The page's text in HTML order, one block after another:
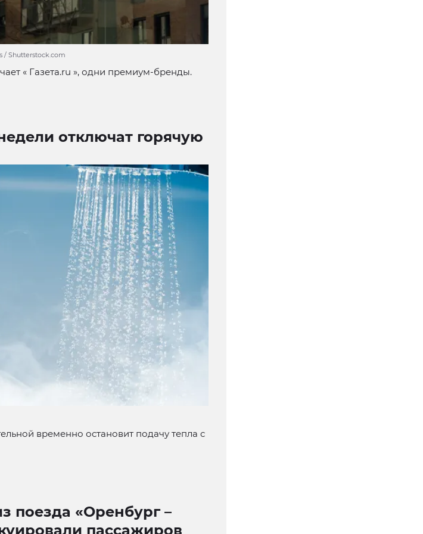
/ Shutterstock.com
« Газета.ru », одни премиум-бренды.
отключат горячую
временно остановит подачу тепла с
поезда «Оренбург –
пассажиров